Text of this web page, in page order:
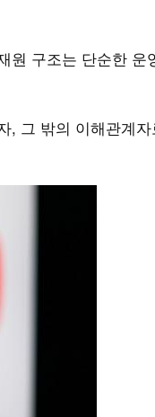
원 구조는 단순한 운
, 그 밖의 이해관계